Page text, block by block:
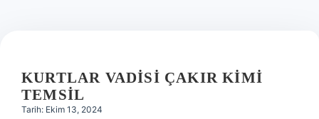
KURTLAR VADISI ÇAKIR KIMI
TEMSIL
Tarih: Ekim 13, 2024